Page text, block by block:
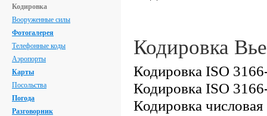
Кодировка
Вооруженные силы
Фотогалерея
Телефонные коды
Аэропорты
Карты
Посольства
Погода
Разговорник
Кодировка
Кодировка ISO
Кодировка ISO
Кодировка